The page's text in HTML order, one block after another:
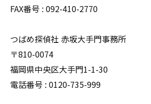
FAX番号 : 092-410-2770
つばめ探偵社 赤坂大手門事務所
〒810-0074
福岡県中央区大手門1-1-30
電話番号 : 0120-735-999